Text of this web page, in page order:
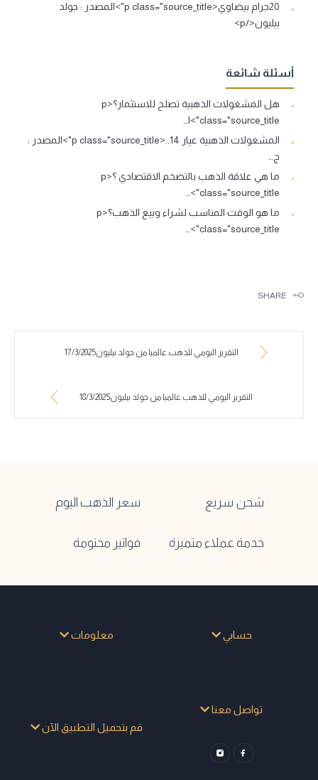
20جرام بيضاوي<p class="source_title">المصدر : جولد
بيليون</p>
أسئلة شائعة
هل المشغولات الذهبية تصلح للاستثمار؟<p
class="source_title">ا…
المشغولات الذهبية عيار 14..<p class="source_title">المصدر :
ج…
ما هي علاقة الذهب بالتضخم الاقتصادي ؟<p
class="source_title">…
ما هو الوقت المناسب لشراء وبيع الذهب؟<p
class="source_title">…
SHARE
التقرير اليومي للذهب عالميا من جولد بيليون17/3/2025
التقرير اليومي للذهب عالميا من جولد بيليون18/3/2025
شحن سريع سعر الذهب اليوم
خدمة عملاء متميزة فواتير مختومة
حسابي معلومات
تواصل معنا
قم بتحميل التطبيق الآن